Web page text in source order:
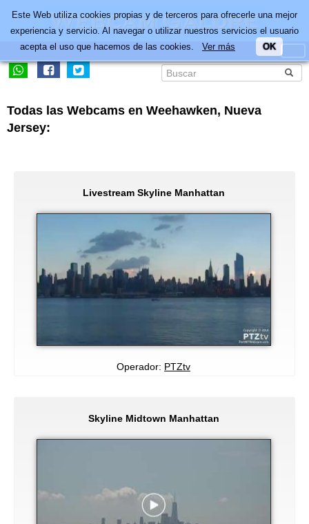
Todas las Webcams en Weehawken, Nueva
Jersey:
Livestream Skyline Manhattan
Operador: PTZtv
Skyline Midtown Manhattan
Este Web utiliza cookies propias y de terceros para ofrecerle una mejor
experiencia y servicio. Al navegar o utilizar nuestros servicios el usuario
acepta el uso que hacemos de las cookies. Ver más OK